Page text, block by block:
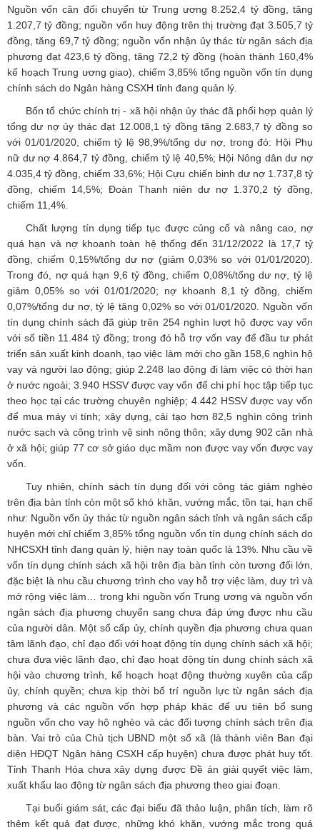
Nguồn vốn cân đối chuyển từ Trung ương 8.252,4 tỷ đồng, tăng
1.207,7 tỷ đồng; nguồn vốn huy động trên thị trường đạt 3.505,7 tỷ
đồng, tăng 69,7 tỷ đồng; nguồn vốn nhận ủy thác từ ngân sách địa
phương đạt 423,6 tỷ đồng, tăng 72,2 tỷ đồng (hoàn thành 160,4%
kế hoạch Trung ương giao), chiếm 3,85% tổng nguồn vốn tín dụng
chính sách do Ngân hàng CSXH tỉnh đang quản lý.
Bốn tổ chức chính trị - xã hội nhận ủy thác đã phối hợp quản lý
tổng dư nợ ủy thác đạt 12.008,1 tỷ đồng tăng 2.683,7 tỷ đồng so
với 01/01/2020, chiếm tỷ lệ 98,9%/tổng dư nợ, trong đó: Hội Phụ
nữ dư nợ 4.864,7 tỷ đồng, chiếm tỷ lệ 40,5%; Hội Nông dân dư nợ
4.035,4 tỷ đồng, chiếm 33,6%; Hội Cựu chiến binh dư nợ 1.737,8 tỷ
đồng, chiếm 14,5%; Đoàn Thanh niên dư nợ 1.370,2 tỷ đồng,
chiếm 11,4%.
Chất lượng tín dụng tiếp tục được củng cố và nâng cao, nợ
quá hạn và nợ khoanh toàn hệ thống đến 31/12/2022 là 17,7 tỷ
đồng, chiếm 0,15%/tổng dư nợ (giảm 0,03% so với 01/01/2020).
Trong đó, nợ quá hạn 9,6 tỷ đồng, chiếm 0,08%/tổng dư nợ, tỷ lệ
giảm 0,05% so với 01/01/2020; nợ khoanh 8,1 tỷ đồng, chiếm
0,07%/tổng dư nợ, tỷ lệ tăng 0,02% so với 01/01/2020. Nguồn vốn
tín dụng chính sách đã giúp trên 254 nghìn lượt hộ được vay vốn
với số tiền 11.484 tỷ đồng; trong đó hỗ trợ vốn vay để đầu tư phát
triển sản xuất kinh doanh, tạo việc làm mới cho gần 158,6 nghìn hộ
vay và người lao động; giúp 2.248 lao động đi làm việc có thời hạn
ở nước ngoài; 3.940 HSSV được vay vốn để chi phí học tập tiếp tục
theo học tại các trường chuyên nghiệp; 4.442 HSSV được vay vốn
để mua máy vi tính; xây dựng, cải tạo hơn 82,5 nghìn công trình
nước sạch và công trình vệ sinh nông thôn; xây dựng 902 căn nhà
ở xã hội; giúp 77 cơ sở giáo dục mầm non được vay vốn được vay
vốn.
Tuy nhiên, chính sách tín dụng đối với công tác giảm nghèo
trên địa bàn tỉnh còn một số khó khăn, vướng mắc, tồn tại, hạn chế
như: Nguồn vốn ủy thác từ nguồn ngân sách tỉnh và ngân sách cấp
huyện mới chỉ chiếm 3,85% tổng nguồn vốn tín dụng chính sách do
NHCSXH tỉnh đang quản lý, hiện nay toàn quốc là 13%. Nhu cầu về
vốn tín dụng chính sách xã hội trên địa bàn tỉnh còn tương đối lớn,
đặc biệt là nhu cầu chương trình cho vay hỗ trợ việc làm, duy trì và
mở rộng việc làm… trong khi nguồn vốn Trung ương và nguồn vốn
ngân sách địa phương chuyển sang chưa đáp ứng được nhu cầu
của người dân. Một số cấp ủy, chính quyền địa phương chưa quan
tâm lãnh đạo, chỉ đạo đối với hoạt động tín dụng chính sách xã hội;
chưa đưa việc lãnh đạo, chỉ đạo hoạt động tín dụng chính sách xã
hội vào chương trình, kế hoạch hoạt động thường xuyên của cấp
ủy, chính quyền; chưa kịp thời bố trí nguồn lực từ ngân sách địa
phương và các nguồn vốn hợp pháp khác để ưu tiên bổ sung
nguồn vốn cho vay hộ nghèo và các đối tượng chính sách trên địa
bàn. Vai trò của Chủ tịch UBND một số xã (là thành viên Ban đại
diện HĐQT Ngân hàng CSXH cấp huyện) chưa được phát huy tốt.
Tỉnh Thanh Hóa chưa xây dựng được Đề án giải quyết việc làm,
xuất khẩu lao động từ ngân sách địa phương theo giai đoạn.
Tại buổi giám sát, các đại biểu đã thảo luận, phân tích, làm rõ
thêm kết quả đạt được, những khó khăn, vướng mắc trong quá